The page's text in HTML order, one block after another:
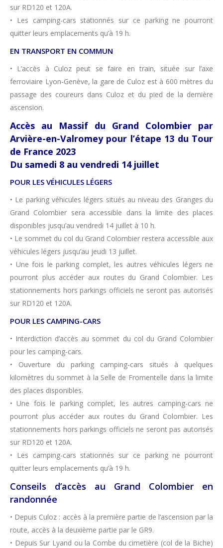
sur RD120 et 120A.
• Les camping-cars stationnés sur ce parking ne pourront
quitter leurs emplacements qu’à 19 h.
EN TRANSPORT EN COMMUN
• L’accès à Culoz peut se faire en train, située sur l’axe
ferroviaire Lyon-Genève, la gare de Culoz est à 600 mètres du
passage des coureurs dans Culoz et du pied de la dernière
ascension.
Accès au Massif du Grand Colombier par
Arvière-en-Valromey pour l’étape 13 du Tour
de France 2023
Du samedi 8 au vendredi 14 juillet
POUR LES VÉHICULES LÉGERS
• Le parking véhicules légers situés au niveau des Granges du
Grand Colombier sera accessible dans la limite des places
disponibles jusqu’au vendredi 14 juillet à 10 h.
• Le sommet du col du Grand Colombier restera accessible aux
véhicules légers jusqu’au jeudi 13 juillet.
• Une fois le parking complet, les autres véhicules légers ne
pourront plus accéder aux routes du Grand Colombier. Les
stationnements hors parkings officiels ne seront pas autorisés
sur RD120 et 120A.
POUR LES CAMPING-CARS
• Interdiction d’accès au sommet du col du Grand Colombier
pour les camping-cars.
• Ouverture du parking camping-cars situés à quelques
kilomètres du sommet à la Selle de Fromentelle dans la limite
des places disponibles.
• Une fois le parking complet, les autres camping-cars ne
pourront plus accéder aux routes du Grand Colombier. Les
stationnements hors parkings officiels ne seront pas autorisés
sur RD120 et 120A.
• Les camping-cars stationnés sur ce parking ne pourront
quitter leurs emplacements qu’à 19 h.
Conseils d’accès au Grand Colombier en
randonnée
• Depuis Culoz : accès à la première partie de l’ascension par la
route, accès à la deuxième partie par le GR9.
• Depuis Sur Lyand ou la Combe du cimetière (col de la Biche)